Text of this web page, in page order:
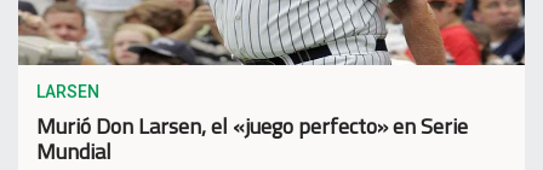
LARSEN
Murió Don Larsen, el «juego perfecto» en Serie
Mundial